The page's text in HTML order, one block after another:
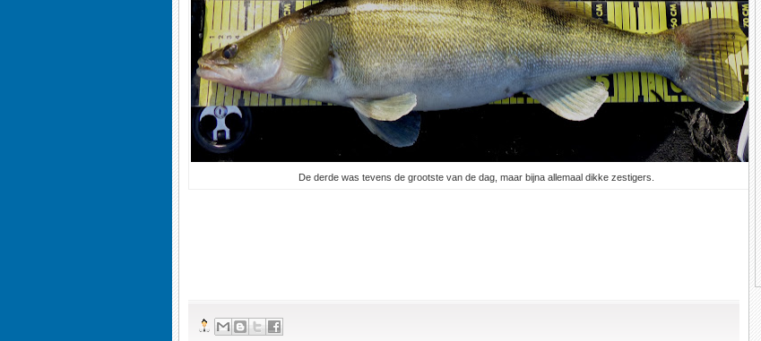
De derde was tevens de grootste van de dag, maar bijna allemaal dikke zestigers.